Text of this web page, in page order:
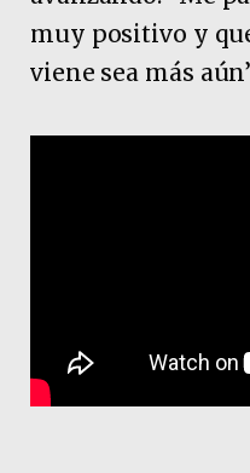
muy positivo y
viene sea más